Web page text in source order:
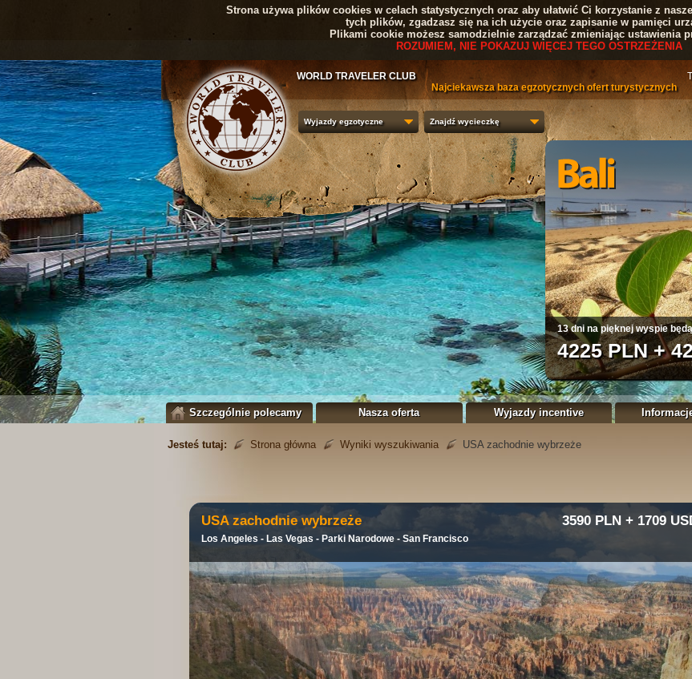
Strona używa plików cookies w celach statystycznych oraz aby ułatwić Ci korzystanie z
tych plików, zgadzasz się na ich użycie oraz zapisanie w pamięci
Plikami cookie możesz samodzielnie zarządzać zmieniając ustawienia
ROZUMIEM, NIE POKAZUJ WIĘCEJ TEGO OSTRZEŻENIA
WORLD TRAVELER CLUB
Najciekawsza baza egzotycznych ofert turystycznych
Kraj kwitnących wiśni i
4820 PLN +
Wyjazdy egzotyczne Znajdź wycieczkę
Szczególnie polecamy Nasza oferta Wyjazdy incentive
Jesteś tutaj: Strona główna Wyniki wyszukiwania USA zachodnie wybrzeże
USA zachodnie wybrzeże
Los Angeles - Las Vegas - Parki Narodowe - San Francisco
3590 PLN + 1709